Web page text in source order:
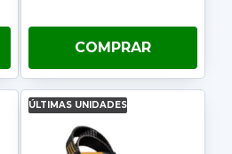
COMPRAR
ÚLTIMAS UNIDADES